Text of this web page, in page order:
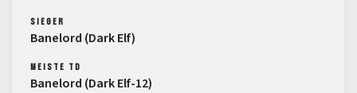
SIEGER
Banelord (Dark Elf)
MEISTE TD
Banelord (Dark Elf-12)